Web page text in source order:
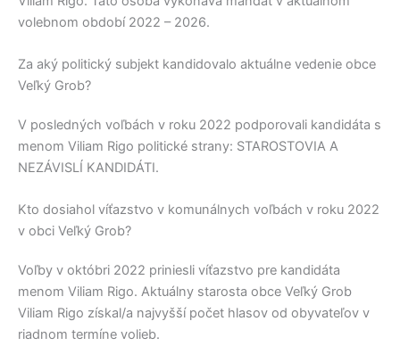
volebnom období 2022 – 2026.
Za aký politický subjekt kandidovalo aktuálne vedenie obce
Veľký Grob?
V posledných voľbách v roku 2022 podporovali kandidáta s
menom Viliam Rigo politické strany: STAROSTOVIA A
NEZÁVISLÍ KANDIDÁTI.
Kto dosiahol víťazstvo v komunálnych voľbách v roku 2022
v obci Veľký Grob?
Voľby v októbri 2022 priniesli víťazstvo pre kandidáta
menom Viliam Rigo. Aktuálny starosta obce Veľký Grob
Viliam Rigo získal/a najvyšší počet hlasov od obyvateľov v
riadnom termíne volieb.